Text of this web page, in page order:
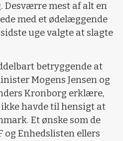
mest af alt en
med et ødelæggende
uge valgte at slagte
betryggende at
Mogens Jensen og
Kronborg erklære,
havde til hensigt at
Et ønske som de
og Enhedslisten ellers